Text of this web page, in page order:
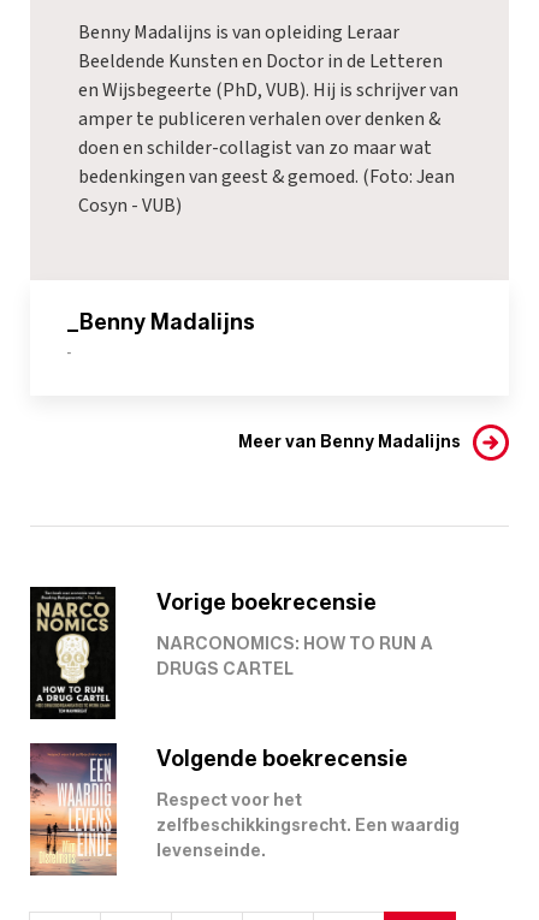
Benny Madalijns is van opleiding Leraar
Beeldende Kunsten en Doctor in de Letteren
en Wijsbegeerte (PhD, VUB). Hij is schrijver van
amper te publiceren verhalen over denken &
doen en schilder-collagist van zo maar wat
bedenkingen van geest & gemoed. (Foto: Jean
Cosyn - VUB)
_Benny Madalijns
-
Meer van Benny Madalijns
Vorige boekrecensie
NARCONOMICS: HOW TO RUN A
DRUGS CARTEL
Volgende boekrecensie
Respect voor het
zelfbeschikkingsrecht. Een waardig
levenseinde.